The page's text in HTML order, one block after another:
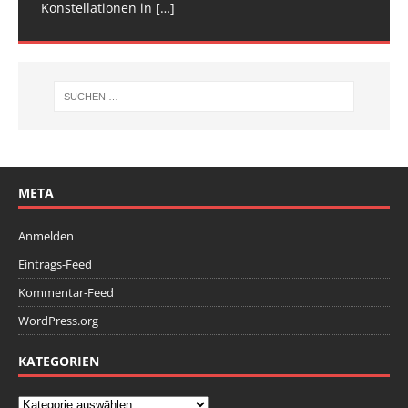
Konstellationen in […]
Deutschen[…]
META
Anmelden
Eintrags-Feed
Kommentar-Feed
WordPress.org
KATEGORIEN